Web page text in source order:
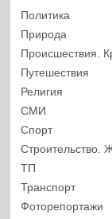
Политика
Природа
Происшествия.
Путешествия
Религия
СМИ
Спорт
Строительство.
ТП
Транспорт
Фоторепортажи